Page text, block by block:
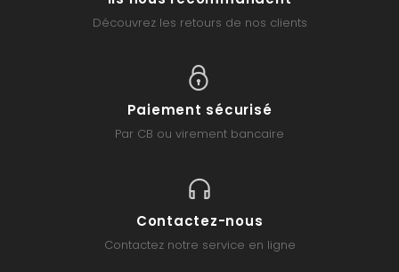
Découvrez les retours de nos clients
Paiement sécurisé
Par CB ou virement bancaire
Contactez-nous
Contactez notre service en ligne